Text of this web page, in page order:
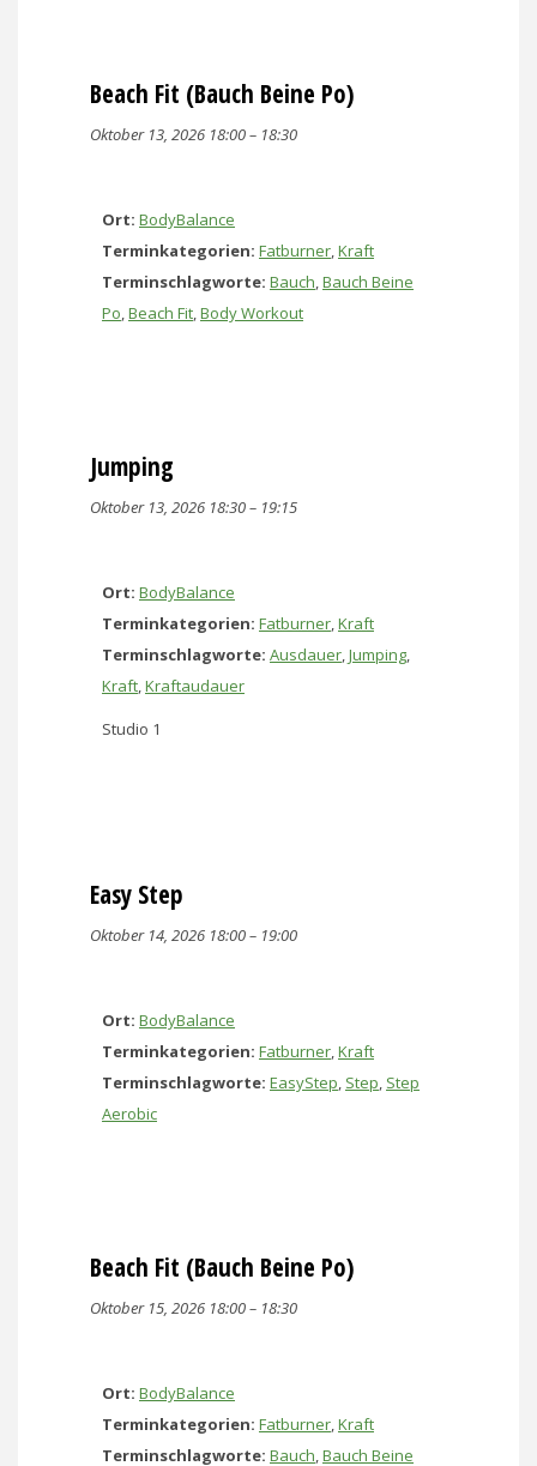
Beach Fit (Bauch Beine Po)
Oktober 13, 2026 18:00– 18:30
Ort: BodyBalance
Terminkategorien: Fatburner,Kraft
Terminschlagworte: Bauch,Bauch Beine
Po,Beach Fit,Body Workout
Jumping
Oktober 13, 2026 18:30– 19:15
Ort: BodyBalance
Terminkategorien: Fatburner,Kraft
Terminschlagworte: Ausdauer,Jumping,
Kraft,Kraftaudauer
Studio 1
Easy Step
Oktober 14, 2026 18:00– 19:00
Ort: BodyBalance
Terminkategorien: Fatburner,Kraft
Terminschlagworte: EasyStep, Step, Step
Aerobic
Beach Fit (Bauch Beine Po)
Oktober 15, 2026 18:00– 18:30
Ort: BodyBalance
Terminkategorien: Fatburner,Kraft
Terminschlagworte: Bauch,Bauch Beine